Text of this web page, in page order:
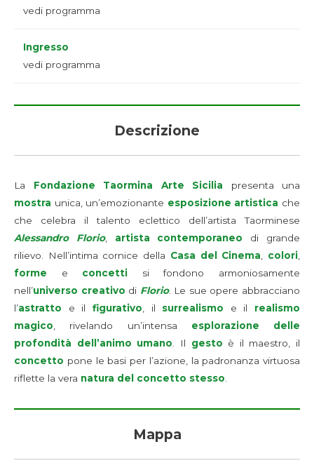
vedi programma
Ingresso
vedi programma
Descrizione
La Fondazione Taormina Arte Sicilia presenta una
mostra unica, un’emozionante esposizione artistica che
che celebra il talento eclettico dell’artista Taorminese
Alessandro Florio, artista contemporaneo di grande
rilievo. Nell’intima cornice della Casa del Cinema, colori,
forme e concetti si fondono armoniosamente
nell’universo creativo di Florio. Le sue opere abbracciano
l’astratto e il figurativo, il surrealismo e il realismo
magico, rivelando un’intensa esplorazione
delle
profondità dell’animo umano. Il gesto è il maestro, il
concetto pone le basi per l’azione, la padronanza virtuosa
riflette la vera natura del concetto stesso.
Mappa